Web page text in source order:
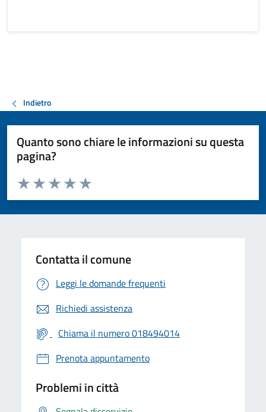
Indietro
Quanto sono chiare le informazioni su questa
pagina?
Valuta da 1 a 5 stelle la pagina
Valuta 5 stelle su 5
Valuta 4 stelle su 5
Valuta 3 stelle su 5
Valuta 2 stelle su 5
Valuta 1 stelle su 5
Contatta il comune
Leggi le domande frequenti
Richiedi assistenza
Chiama il numero 018494014
Prenota appuntamento
Problemi in città